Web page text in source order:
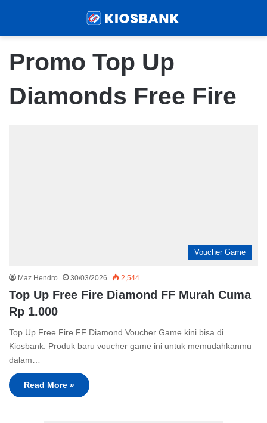
Promo Top Up
Diamonds Free Fire
Voucher Game
Maz Hendro 30/03/2026 2,544
Top Up Free Fire Diamond FF Murah Cuma
Rp 1.000
Top Up Free Fire FF Diamond Voucher Game kini bisa di
Kiosbank. Produk baru voucher game ini untuk memudahkanmu
dalam…
Read More »